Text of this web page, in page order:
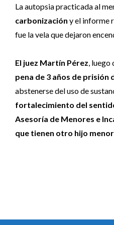
La autopsia practicada al
carbonización y el informe
fue la vela que dejaron
El juez Martín Pérez ,
pena de 3 años de prisión
abstenerse del uso de
fortalecimiento del
Asesoría de Menores e
que tienen otro hijo menor